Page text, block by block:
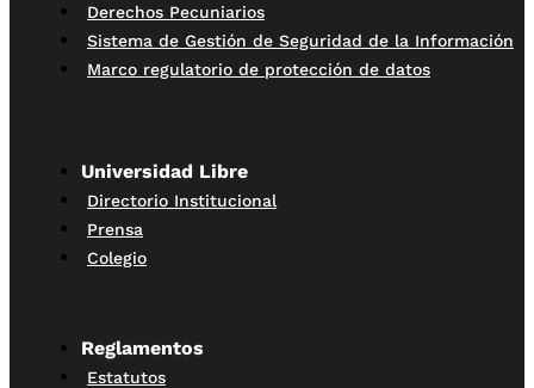
Derechos Pecuniarios
Sistema de Gestión de Seguridad de la Información
Marco regulatorio de protección de datos
Universidad Libre
Directorio Institucional
Prensa
Colegio
Reglamentos
Estatutos